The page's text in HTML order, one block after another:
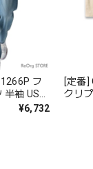
フ
USA
ニセック
¥6,732
[定番]
クリプト ロゴ リン